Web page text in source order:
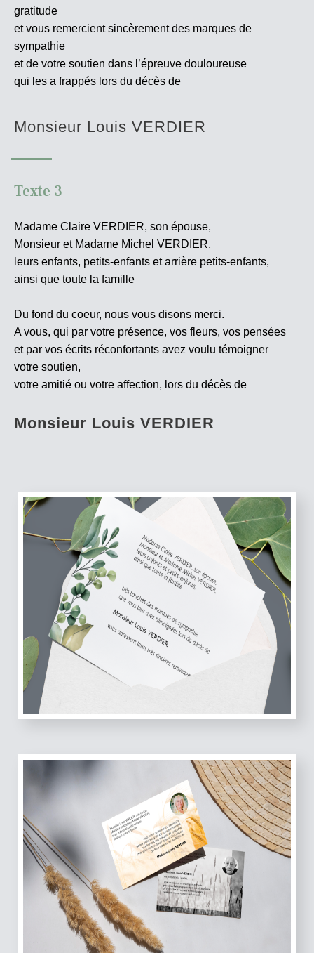
gratitude
et vous remercient sincèrement des marques de
sympathie
et de votre soutien dans l’épreuve douloureuse
qui les a frappés lors du décès de
Monsieur Louis VERDIER
Texte 3
Madame Claire VERDIER, son épouse,
Monsieur et Madame Michel VERDIER,
leurs enfants, petits-enfants et arrière petits-enfants,
ainsi que toute la famille
Du fond du coeur, nous vous disons merci.
A vous, qui par votre présence, vos fleurs, vos pensées
et par vos écrits réconfortants avez voulu témoigner
votre soutien,
votre amitié ou votre affection, lors du décès de
Monsieur Louis VERDIER